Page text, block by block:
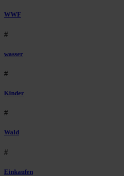
WWF
#
wasser
#
Kinder
#
Wald
#
Einkaufen